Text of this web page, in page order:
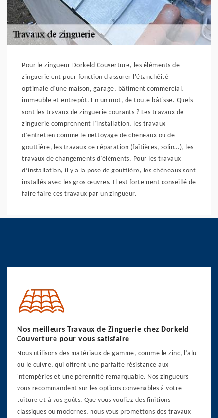
Pour le zingueur Dorkeld Couverture, les éléments de
zinguerie ont pour fonction d’assurer l'étanchéité
optimale d’une maison, garage, bâtiment commercial,
immeuble et entrepôt. En un mot, de toute bâtisse. Quels
sont les travaux de zinguerie courants ? Les travaux de
zinguerie comprennent l’installation, les travaux
d’entretien comme le nettoyage de chéneaux ou de
gouttière, les travaux de réparation (faîtières, solin…), les
travaux de changements d’éléments. Pour les travaux
d’installation, il y a la pose de gouttière, les chéneaux sont
installés avec les gros œuvres. Il est fortement conseillé de
faire faire ces travaux par un zingueur.
Nos meilleurs Travaux de Zinguerie chez Dorkeld
Couverture pour vous satisfaire
Nous utilisons des matériaux de gamme, comme le zinc, l’alu
ou le cuivre, qui offrent une parfaite résistance aux
intempéries et une pérennité remarquable. Nos zingueurs
vous recommandent sur les options convenables à votre
toiture et à vos goûts. Que vous vouliez des finitions
classiques ou modernes, nous vous promettons des travaux